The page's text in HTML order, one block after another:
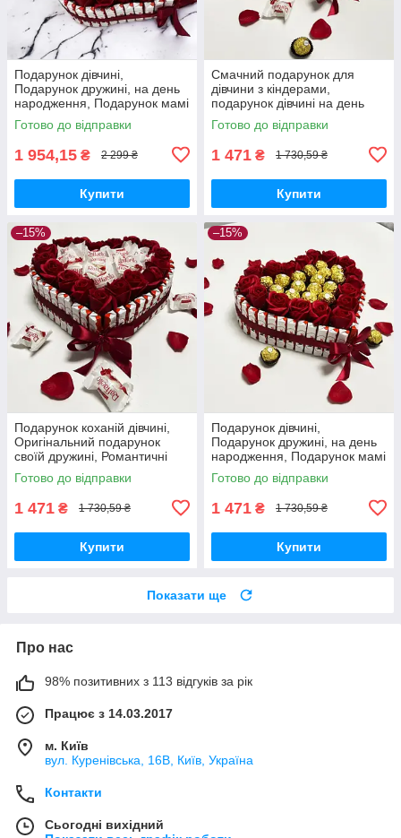
Подарунок дівчині,
Подарунок дружині, на день
народження, Подарунок мамі
на день народження, подрузі,
сестрі, доньці
Готово до відправки
1 954,15 ₴ 2 299 ₴
Купити
Смачний подарунок для
дівчини з кіндерами,
подарунок дівчині на день
народження, коханій, дочці
солодкий подарунковий
Готово до відправки
1 471 ₴ 1 730,59 ₴
Купити
–15%
Подарунок коханій дівчині,
Оригінальний подарунок
своїй дружині, Романтичні
подарунки дівчині, Солодкі
подарункові бокси
Готово до відправки
1 471 ₴ 1 730,59 ₴
Купити
–15%
Подарунок дівчині,
Подарунок дружині, на день
народження, Подарунок мамі
на день народження, подрузі,
сестрі, доньці
Готово до відправки
1 471 ₴ 1 730,59 ₴
Купити
Показати ще
Про нас
98% позитивних з 113 відгуків за рік
Працює з 14.03.2017
м. Київ
вул. Куренівська, 16В, Київ, Україна
Контакти
Сьогодні вихідний